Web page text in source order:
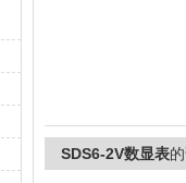
SDS6-2V数显表